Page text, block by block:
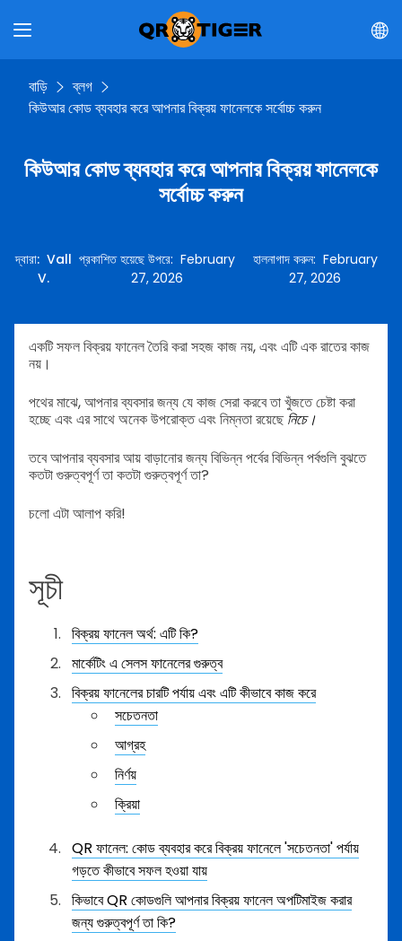
বাড়ি
ব্লগ
কিউআর কোড ব্যবহার করে আপনার বিক্রয় ফানেলকে সর্বোচ্চ করুন
কিউআর কোড ব্যবহার করে আপনার বিক্রয় ফানেলকে
সর্বোচ্চ করুন
দ্বারা: Vall
V.
প্রকাশিত হয়েছে উপরে:February
27, 2026
হালনাগাদ করুন: February
27, 2026
একটি সফল বিক্রয় ফানেল তৈরি করা সহজ কাজ নয়, এবং এটি এক রাতের কাজ
নয়।
পথের মাঝে, আপনার ব্যবসার জন্য যে কাজ সেরা করবে তা খুঁজতে চেষ্টা করা
হচ্ছে এবং এর সাথে অনেক উপরোক্ত এবং নিম্নতা রয়েছে নিচে।
তবে আপনার ব্যবসার আয় বাড়ানোর জন্য বিভিন্ন পর্বের বিভিন্ন পর্বগুলি বুঝতে
কতটা গুরুত্বপূর্ণ তা কতটা গুরুত্বপূর্ণ তা?
চলো এটা আলাপ করি!
সূচী
বিক্রয় ফানেল অর্থ: এটি কি?
মার্কেটিং এ সেলস ফানেলের গুরুত্ব
বিক্রয় ফানেলের চারটি পর্যায় এবং এটি কীভাবে কাজ করে
সচেতনতা
আগ্রহ
নির্ণয়
ক্রিয়া
QR ফানেল: কোড ব্যবহার করে বিক্রয় ফানেলে 'সচেতনতা' পর্যায়
গড়তে কীভাবে সফল হওয়া যায়
কিভাবে QR কোডগুলি আপনার বিক্রয় ফানেল অপটিমাইজ করার
জন্য গুরুত্বপূর্ণ তা কি?